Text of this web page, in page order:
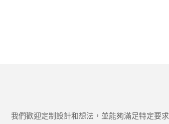
我們歡迎定制設計和想法，並能夠滿足特定要